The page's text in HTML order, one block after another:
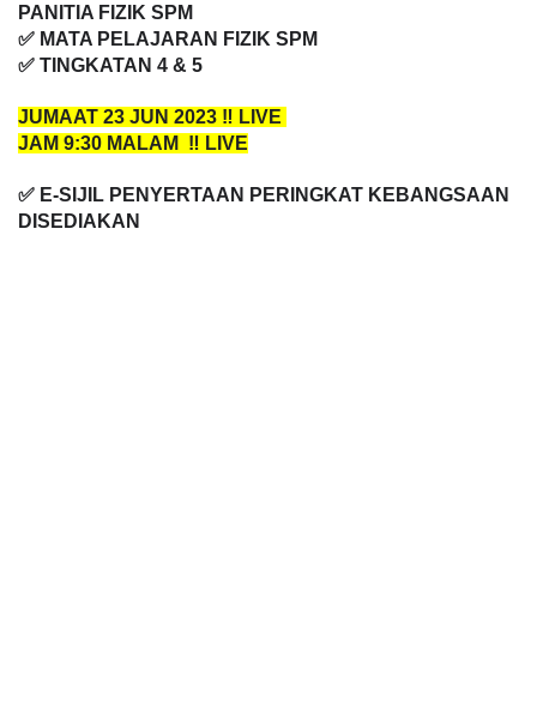
PANITIA FIZIK SPM
✅ MATA PELAJARAN FIZIK SPM
✅ TINGKATAN 4 & 5
JUMAAT 23 JUN 2023 ‼️ LIVE
JAM 9:30 MALAM ‼️ LIVE
✅ E-SIJIL PENYERTAAN PERINGKAT KEBANGSAAN
DISEDIAKAN